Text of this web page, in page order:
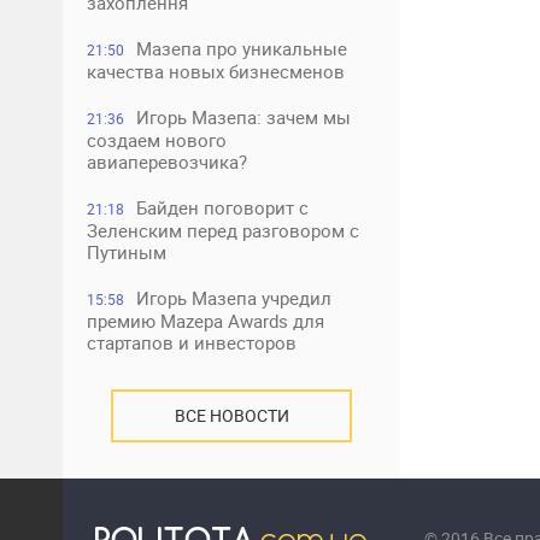
21:50
Мазепа про уникальные
качества новых бизнесменов
21:36
Игорь Мазепа: зачем мы
создаем нового
авиаперевозчика?
21:18
Байден поговорит с
Зеленским перед разговором с
Путиным
15:58
Игорь Мазепа учредил
премию Mazepa Awards для
стартапов и инвесторов
ВСЕ НОВОСТИ